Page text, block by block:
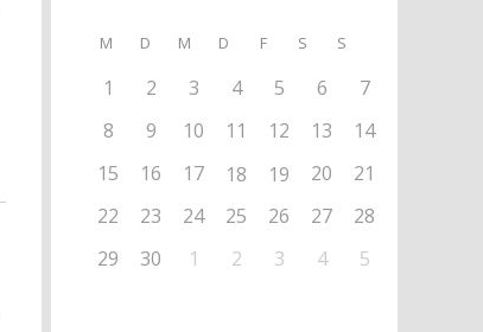
M D M D F S S
1 2 3 4 5 6
7
8
9 10 11 12 13
14
15
16 17 18 19 20
21
22
23 24 25 26 27
28
29
30 1 2 3 4 5